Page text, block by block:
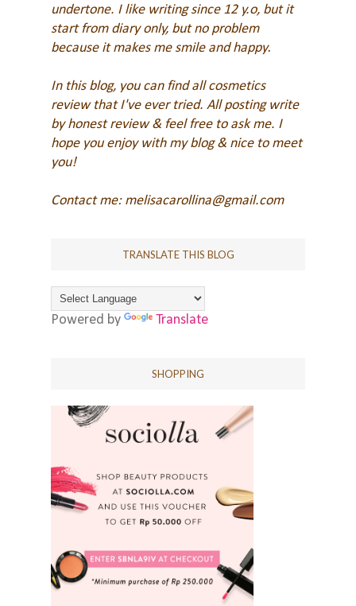
undertone. I like writing since 12 y.o, but it
start from diary only, but no problem
because it makes me smile and happy.
In this blog, you can find all cosmetics
review that I've ever tried. All posting write
by honest review & feel free to ask me. I
hope you enjoy with my blog & nice to meet
you!
Contact me: melisacarollina@gmail.com
TRANSLATE THIS BLOG
Powered by Translate
SHOPPING